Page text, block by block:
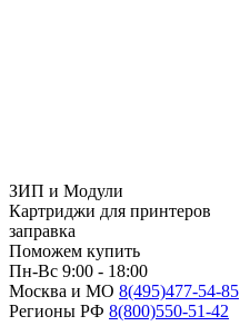
ЗИП и Модули
Картриджи для принтеров
заправка
Поможем купить
Пн-Вс 9:00 - 18:00
Москва и МО 8(495)477-54-85
Регионы РФ 8(800)550-51-42